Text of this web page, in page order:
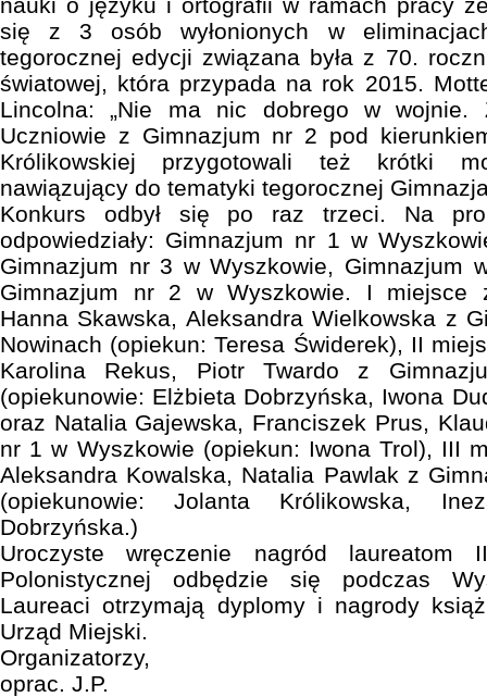
się z 3 osób wyłonionych w
tegorocznej edycji związana była z 70.
światowej, która przypada na rok 2015.
Lincolna: „Nie ma nic dobrego w wojnie.
Uczniowie z Gimnazjum nr 2 pod
Królikowskiej przygotowali też krótki
nawiązujący do tematyki tegorocznej
Konkurs odbył się po raz trzeci. Na
odpowiedziały: Gimnazjum nr 1 w
Gimnazjum nr 3 w Wyszkowie, Gimnazjum
Gimnazjum nr 2 w Wyszkowie. I miejsce
Hanna Skawska, Aleksandra Wielkowska z
Nowinach (opiekun: Teresa Świderek), II
Karolina Rekus, Piotr Twardo z
(opiekunowie: Elżbieta Dobrzyńska, Iwona
oraz Natalia Gajewska, Franciszek Prus,
nr 1 w Wyszkowie (opiekun: Iwona Trol), III
Aleksandra Kowalska, Natalia Pawlak z
(opiekunowie: Jolanta Królikowska,
Dobrzyńska.)
Uroczyste wręczenie nagród laureatom
Polonistycznej odbędzie się podczas
Laureaci otrzymają dyplomy i nagrody
Urząd Miejski.
Organizatorzy,
oprac. J.P.